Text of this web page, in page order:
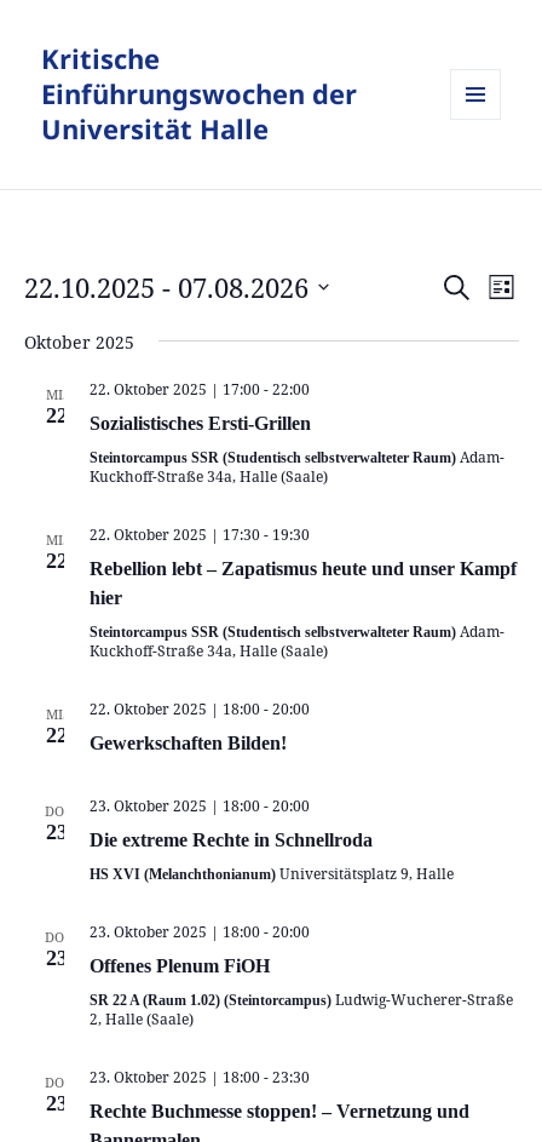
Kritische
Einführungswochen der
Universität Halle
und
SUCHELISTE
22.10.2025 - 07.08.2026
wählen.
Oktober 2025
MI.
22
22. Oktober 2025 | 17:00-22:00
Sozialistisches Ersti-Grillen
Steintorcampus SSR (Studentisch selbstverwalteter Raum) Adam-
Kuckhoff-Straße 34a, Halle (Saale)
MI.
22
22. Oktober 2025 | 17:30- 19:30
Rebellion lebt – Zapatismus heute und unser Kampf
hier
Steintorcampus SSR (Studentisch selbstverwalteter Raum) Adam-
Kuckhoff-Straße 34a, Halle (Saale)
MI.
22
22. Oktober 2025 | 18:00-20:00
Gewerkschaften Bilden!
DO.
23
23. Oktober 2025 | 18:00-20:00
Die extreme Rechte in Schnellroda
HS XVI (Melanchthonianum) Universitätsplatz 9, Halle
DO.
23
23. Oktober 2025 | 18:00-20:00
Offenes Plenum FiOH
SR 22 A (Raum 1.02) (Steintorcampus) Ludwig-Wucherer-Straße
2, Halle (Saale)
DO.
23
23. Oktober 2025 | 18:00-23:30
Rechte Buchmesse stoppen! – Vernetzung und